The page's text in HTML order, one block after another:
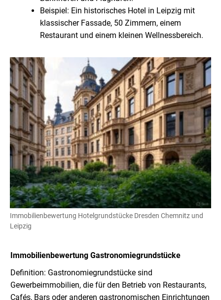
Beispiel: Ein historisches Hotel in Leipzig mit
klassischer Fassade, 50 Zimmern, einem
Restaurant und einem kleinen Wellnessbereich.
Immobilienbewertung Hotelgrundstücke Dresden Chemnitz und
Leipzig
Immobilienbewertung Gastronomiegrundstücke
Definition: Gastronomiegrundstücke sind
Gewerbeimmobilien, die für den Betrieb von Restaurants,
Cafés, Bars oder anderen gastronomischen Einrichtungen